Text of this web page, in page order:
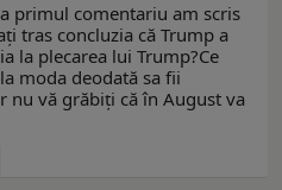
primul comentariu am scris
tras concluzia că Trump a
la plecarea lui Trump?Ce
moda deodată sa fii
nu vă grăbiți că în August va